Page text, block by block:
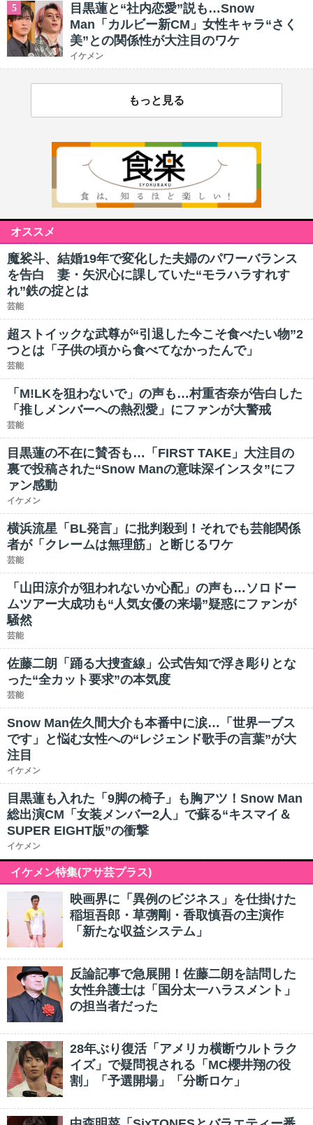
5
目黒蓮と“社内恋愛”説も…Snow
Man「カルビー新CM」女性キャラ“さく
美”との関係性が大注目のワケ
イケメン
もっと見る
オススメ
魔裟斗、結婚19年で変化した夫婦のパワーバランス
を告白 妻・矢沢心に課していた“モラハラすれす
れ”鉄の掟とは
芸能
超ストイックな武尊が“引退した今こそ食べたい物”2
つとは「子供の頃から食べてなかったんで」
芸能
「M!LKを狙わないで」の声も…村重杏奈が告白した
「推しメンバーへの熱烈愛」にファンが大警戒
芸能
目黒蓮の不在に賛否も…「FIRST TAKE」大注目の
裏で投稿された“Snow Manの意味深インスタ”にフ
ァン感動
イケメン
横浜流星「BL発言」に批判殺到！それでも芸能関係
者が「クレームは無理筋」と断じるワケ
芸能
「山田涼介が狙われないか心配」の声も…ソロドー
ムツアー大成功も“人気女優の来場”疑惑にファンが
騒然
芸能
佐藤二朗「踊る大捜査線」公式告知で浮き彫りとな
った“全カット要求”の本気度
芸能
Snow Man佐久間大介も本番中に涙…「世界一ブス
です」と悩む女性への“レジェンド歌手の言葉”が大
注目
イケメン
目黒蓮も入れた「9脚の椅子」も胸アツ！Snow Man
総出演CM「女装メンバー2人」で蘇る“キスマイ＆
SUPER EIGHT版”の衝撃
イケメン
イケメン特集(アサ芸プラス)
映画界に「異例のビジネス」を仕掛けた
稲垣吾郎・草彅剛・香取慎吾の主演作
「新たな収益システム」
反論記事で急展開！佐藤二朗を詰問した
女性弁護士は「国分太一ハラスメント」
の担当者だった
28年ぶり復活「アメリカ横断ウルトラク
イズ」で疑問視される「MC櫻井翔の役
割」「予選開場」「分断ロケ」